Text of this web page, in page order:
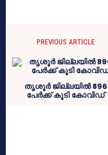
PREVIOUS ARTICLE
തൃശൂർ ജില്ലയിൽ 896
പേർക്ക് കൂടി കോവിഡ്